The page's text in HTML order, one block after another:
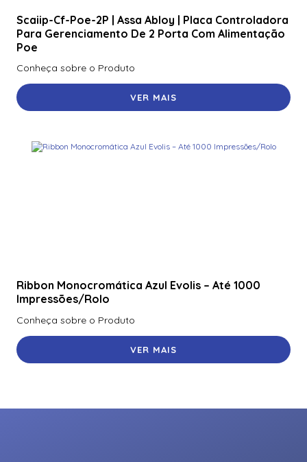
Scaiip-Cf-Poe-2P | Assa Abloy | Placa Controladora
Para Gerenciamento De 2 Porta Com Alimentação
Poe
Conheça sobre o Produto
VER MAIS
Ribbon Monocromática Azul Evolis – Até 1000
Impressões/Rolo
Conheça sobre o Produto
VER MAIS